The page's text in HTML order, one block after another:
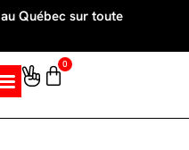
Québec sur toute
0